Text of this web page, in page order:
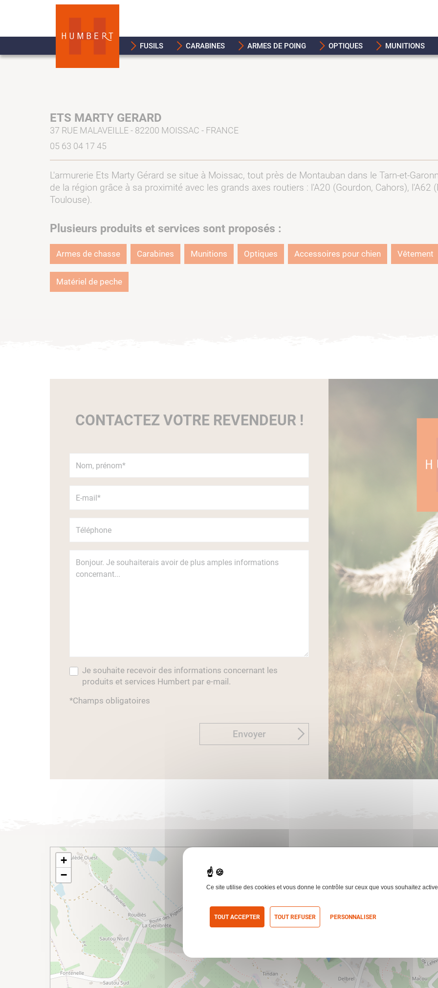
FUSILS CARABINES ARMES DE POING OPTIQUES MUNITIONS
ETS MARTY GERARD
37 RUE MALAVEILLE - 82200 MOISSAC - FRANCE
05 63 04 17 45
L'armurerie Ets Marty Gérard se situe à Moissac, tout près de Montauban dans le Tarn-et-
de la région grâce à sa proximité avec les grands axes routiers : l'A20 (Gourdon, Cahors), l'A62
Toulouse).
Plusieurs produits et services sont proposés :
Armes de chasse Carabines Munitions Optiques Accessoires pour chien Vêtement
Matériel de peche
CONTACTEZ VOTRE REVENDEUR !
Je souhaite recevoir des informations concernant les
produits et services Humbert par e-mail.
*Champs obligatoires
Envoyer
+
−
Ce site utilise des cookies et vous donne le contrôle sur ceux que vous souhaitez
TOUT ACCEPTER TOUT REFUSER PERSONNALISER